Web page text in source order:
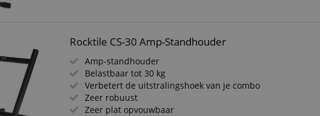
Rocktile CS-30 Amp-Standhouder
Amp-standhouder
Belastbaar tot 30 kg
Verbetert de uitstralingshoek van je combo
Zeer robuust
Zeer plat opvouwbaar